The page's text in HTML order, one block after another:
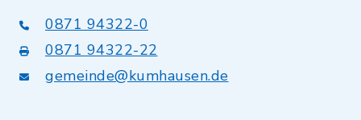
0871 94322-0
0871 94322-22
gemeinde@kumhausen.de